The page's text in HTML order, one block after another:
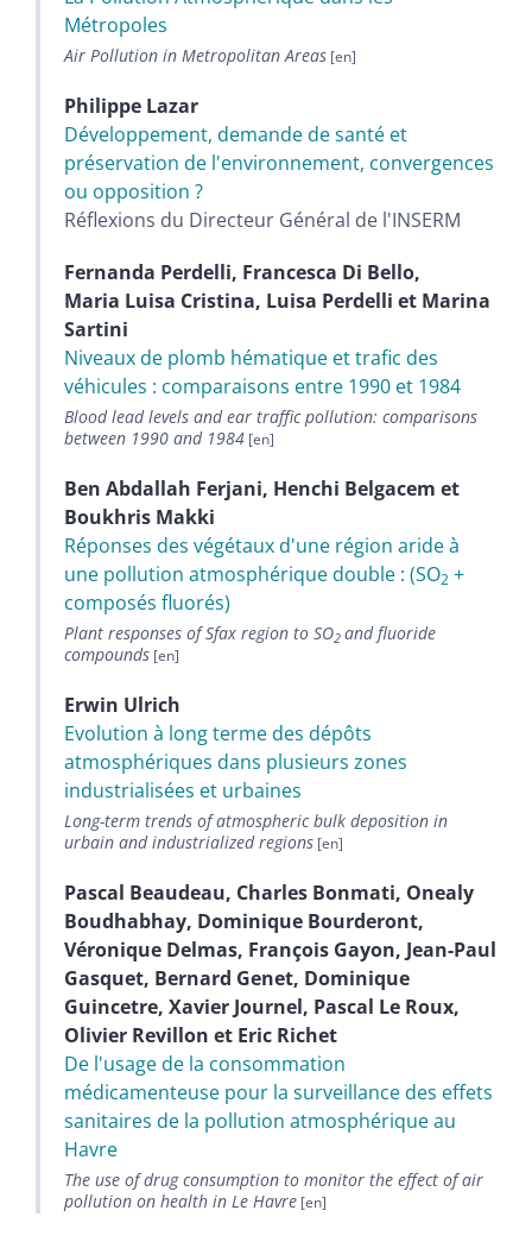
Métropoles
Air Pollution in Metropolitan Areas
Philippe Lazar
Développement, demande de santé et
préservation de l'environnement, convergences
ou opposition ?
Réflexions du Directeur Général de l'INSERM
Fernanda Perdelli, Francesca Di Bello,
Maria Luisa Cristina, Luisa Perdelli et Marina
Sartini
Niveaux de plomb hématique et trafic des
véhicules : comparaisons entre 1990 et 1984
Blood lead levels and ear traffic pollution: comparisons
between 1990 and 1984
Ben Abdallah Ferjani, Henchi Belgacem et
Boukhris Makki
Réponses des végétaux d'une région aride à
une pollution atmosphérique double : (SO2 +
composés fluorés)
Plant responses of Sfax region to SO2 and fluoride
compounds
Erwin Ulrich
Evolution à long terme des dépôts
atmosphériques dans plusieurs zones
industrialisées et urbaines
Long-term trends of atmospheric bulk deposition in
urbain and industrialized regions
Pascal Beaudeau, Charles Bonmati, Onealy
Boudhabhay, Dominique Bourderont,
Véronique Delmas, François Gayon, Jean-Paul
Gasquet, Bernard Genet, Dominique
Guincetre, Xavier Journel, Pascal Le Roux,
Olivier Revillon et Eric Richet
De l'usage de la consommation
médicamenteuse pour la surveillance des effets
sanitaires de la pollution atmosphérique au
Havre
The use of drug consumption to monitor the effect of air
pollution on health in Le Havre